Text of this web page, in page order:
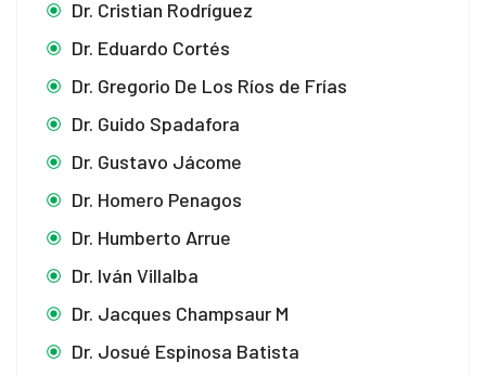
Dr. Cristian Rodríguez
Dr. Eduardo Cortés
Dr. Gregorio De Los Ríos de Frías
Dr. Guido Spadafora
Dr. Gustavo Jácome
Dr. Homero Penagos
Dr. Humberto Arrue
Dr. Iván Villalba
Dr. Jacques Champsaur M
Dr. Josué Espinosa Batista